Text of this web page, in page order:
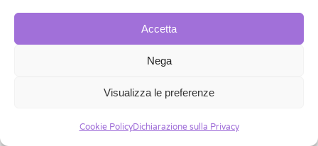
Accetta
Nega
Visualizza le preferenze
Cookie PolicyDichiarazione sulla Privacy